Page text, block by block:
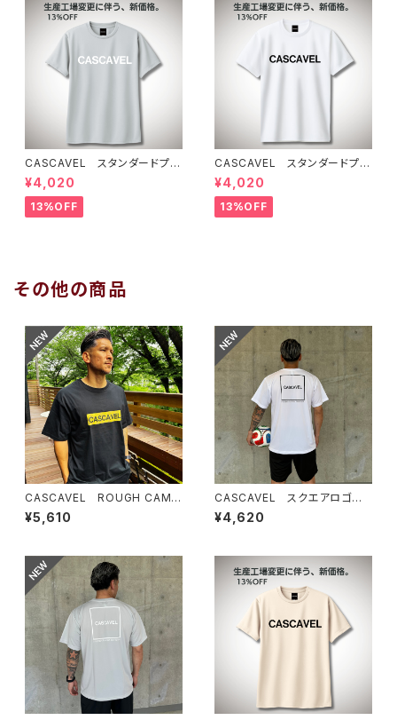
CASCAVEL スタンダードプラ
クティスシャツ シルバーグレー
¥4,020
13%OFF
CASCAVEL スタンダードプラ
クティスシャツ ホワイト
¥4,020
13%OFF
その他の商品
CASCAVEL ROUGH CAMO
BOX TEE ブラックカモ4
¥5,610
CASCAVEL スクエアロゴプラ
クティスシャツ ホワイト
¥4,620